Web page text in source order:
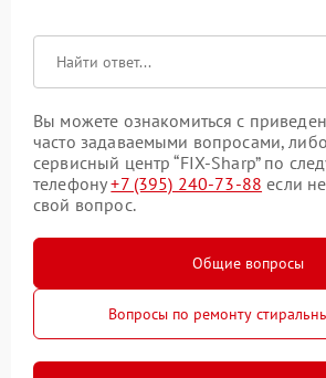
Вы можете ознакомиться с
часто задаваемыми вопросами,
сервисный центр “FIX-Sharp” по
телефону+7 (395) 240-73-88 если
свой вопрос.
Общие вопросы
Вопросы по ремонту